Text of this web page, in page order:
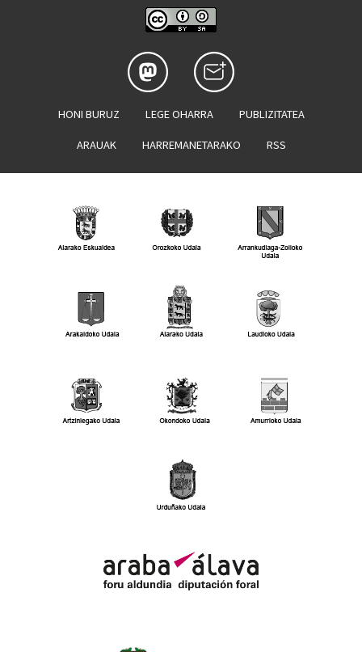
HONI BURUZ LEGE OHARRA PUBLIZITATEA
ARAUAK HARREMANETARAKO RSS